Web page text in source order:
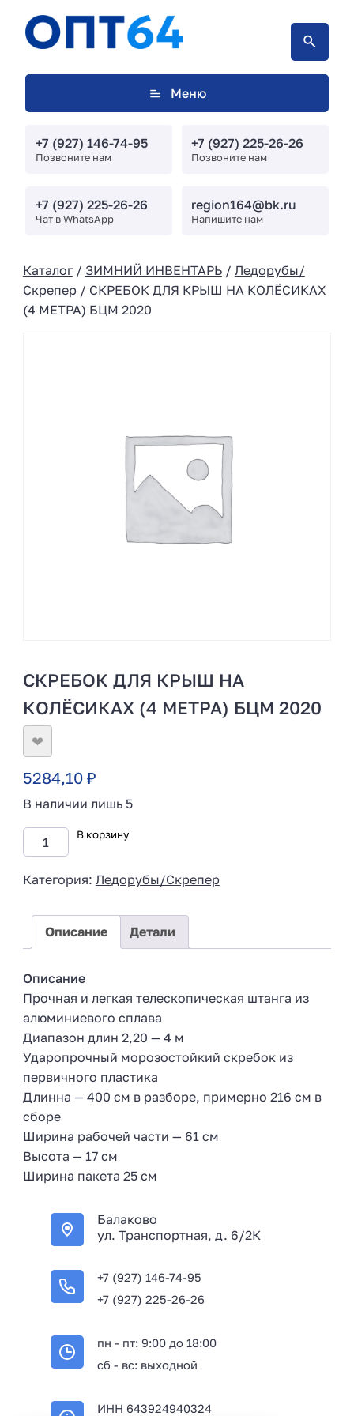
Меню
+7 (927) 146-74-95
Позвоните нам
+7 (927) 225-26-26
Позвоните нам
+7 (927) 225-26-26
Чат в WhatsApp
region164@bk.ru
Напишите нам
Каталог/ ЗИМНИЙ ИНВЕНТАРЬ/ Ледорубы/
Скрепер/ СКРЕБОК ДЛЯ КРЫШ НА КОЛЁСИКАХ
(4 МЕТРА) БЦМ 2020
СКРЕБОК ДЛЯ КРЫШ НА
КОЛЁСИКАХ (4 МЕТРА) БЦМ 2020
❤
5284,10 ₽
В наличии лишь 5
В корзину
Категория: Ледорубы/Скрепер
Описание Детали
Описание
Прочная и легкая телескопическая штанга из
алюминиевого сплава
Диапазон длин 2,20 — 4 м
Ударопрочный морозостойкий скребок из
первичного пластика
Длинна — 400 см в разборе, примерно 216 см в
сборе
Ширина рабочей части — 61 см
Высота — 17 см
Ширина пакета 25 см
Балаково
ул. Транспортная, д. 6/2К
+7 (927) 146-74-95
+7 (927) 225-26-26
пн - пт: 9:00 до 18:00
сб - вс: выходной
ИНН 643924940324